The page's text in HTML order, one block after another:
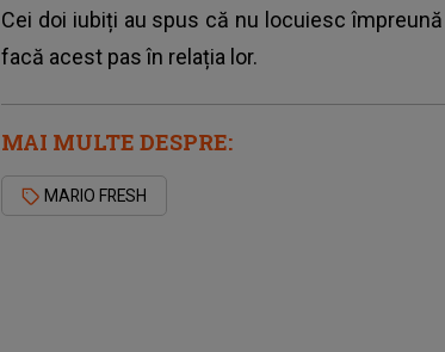
Cei doi iubiți au spus că nu locuiesc
facă acest pas în relația lor.
MAI MULTE DESPRE:
MARIO FRESH